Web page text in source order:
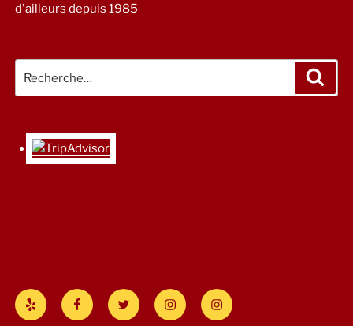
d'ailleurs depuis 1985
pour
Yelp FacebookTwitter Instagram#Savannah
Cafe